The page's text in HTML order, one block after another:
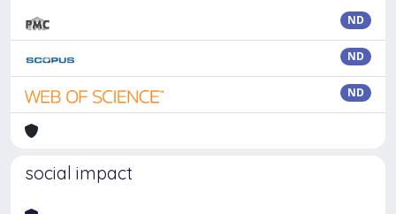
ND
ND
ND
social impact